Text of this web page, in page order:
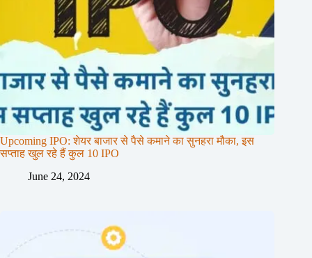
Upcoming IPO: शेयर बाजार से पैसे कमाने का सुनहरा मौका, इस
सप्ताह खुल रहे हैं कुल 10 IPO
June 24, 2024